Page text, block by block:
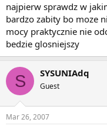
najpierw sprawdz w
bardzo zabity bo moze
mocy praktycznie nie
bedzie glosniejszy
S SYSUNIAdq
Guest
Mar 26, 2007